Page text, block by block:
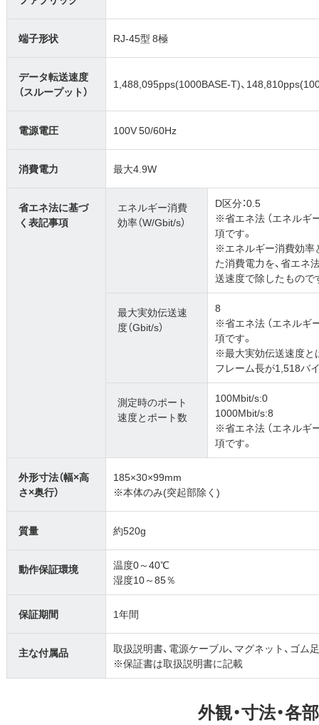
端子形状 RJ-45型 8極
データ転送速度
（スループット）
1,488,095pps(1000BASE-T)、
電源電圧 100V 50/60Hz
消費電力 最大4.9W
省エネ法に基づ
く表記事項
エネルギー消費
効率（W/Gbit/s）
D区分：0.5
※省エネ法 （エネルギ
項です。
※エネルギー消費効率
た消費電力を、省エネ
送速度で除したもので
最大実効伝送速
度（Gbit/s）
8
※省エネ法 （エネルギ
項です。
※最大実効伝送速度と
フレーム長が1,518バ
測定時のポート
速度とポート数
100Mbit/s:0
1000Mbit/s:8
※省エネ法 （エネルギ
項です。
外形寸法（幅×高
さ×奥行）
185×30×99mm
※本体のみ(突起部除く)
質量 約520g
動作保証環境
温度0～40℃
湿度10～85％
保証期間 1年間
主な付属品
取扱説明書、電源ケーブル、マグネット、ゴム
※保証書は取扱説明書に記載
外観・寸法・各